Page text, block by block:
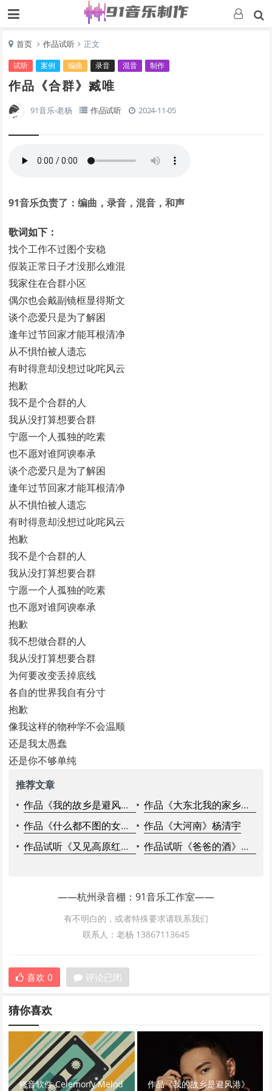
首页 作品试听 正文
试听 案例 编曲 录音 混音 制作
作品《合群》臧唯
91音乐-老杨 作品试听 2024-11-05
91音乐负责了：编曲，录音，混音，和声
歌词如下：
找个工作不过图个安稳
假装正常日子才没那么难混
我家住在合群小区
偶尔也会戴副镜框显得斯文
谈个恋爱只是为了解困
逢年过节回家才能耳根清净
从不惧怕被人遗忘
有时得意却没想过叱咤风云
抱歉
我不是个合群的人
我从没打算想要合群
宁愿一个人孤独的吃素
也不愿对谁阿谀奉承
谈个恋爱只是为了解困
逢年过节回家才能耳根清净
从不惧怕被人遗忘
有时得意却没想过叱咤风云
抱歉
我不是个合群的人
我从没打算想要合群
宁愿一个人孤独的吃素
也不愿对谁阿谀奉承
抱歉
我不想做合群的人
我从没打算想要合群
为何要改变丢掉底线
各自的世界我自有分寸
抱歉
像我这样的物种学不会温顺
还是我太愚蠢
还是你不够单纯
推荐文章
• 作品《我的故乡是避风港》田一名 • 作品《大东北我的家乡》何玉
• 作品《什么都不图的女孩》刘佳 • 作品《大河南》杨清宇
• 作品试听《又见高原红》容中尔甲 • 作品试听《爸爸的酒》艾米尔
——杭州录音棚：91音乐工作室——
有不明白的，或者特殊要求请联系我们
联系人：老杨 13867113645
喜欢 0 评论已闭
猜你喜欢
修音软件 Celemony Melod 作品《我的故乡是避风港》